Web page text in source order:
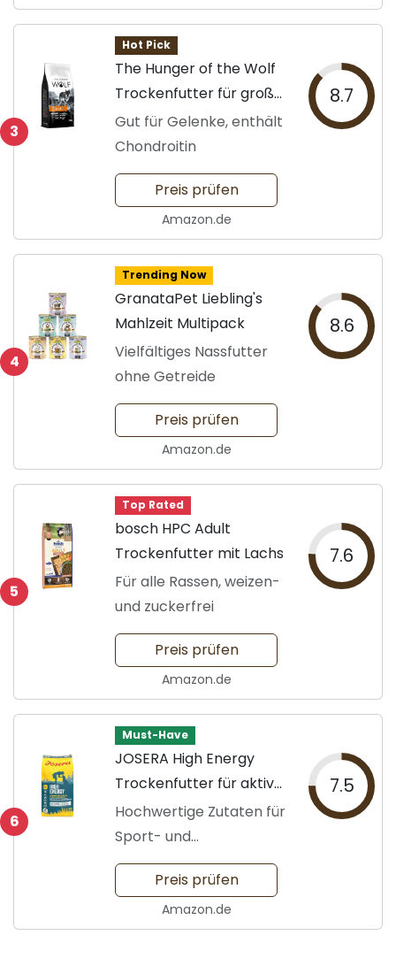
3
Hot Pick
The Hunger of the Wolf
Trockenfutter für große
Hunde
Gut für Gelenke, enthält
Chondroitin
8.7
Preis prüfen
Amazon.de
4
Trending Now
GranataPet Liebling's
Mahlzeit Multipack
Vielfältiges Nassfutter
ohne Getreide
8.6
Preis prüfen
Amazon.de
5
Top Rated
bosch HPC Adult
Trockenfutter mit Lachs
Für alle Rassen, weizen-
und zuckerfrei
7.6
Preis prüfen
Amazon.de
6
Must-Have
JOSERA High Energy
Trockenfutter für aktive
Hunde
Hochwertige Zutaten für
Sport- und
Arbeitshunde
7.5
Preis prüfen
Amazon.de